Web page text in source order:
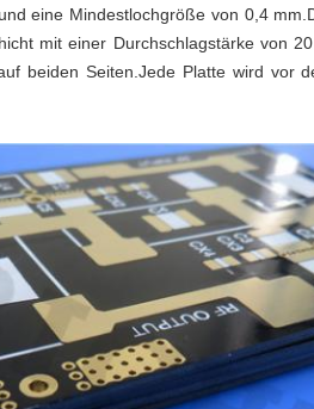
eine Mindestlochgröße von 0,4
mit einer Durchschlagstärke von
beiden Seiten.Jede Platte wird vor